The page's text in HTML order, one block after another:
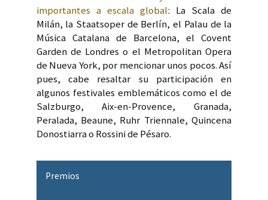
importantes a escala global: La Scala de
Milán, la Staatsoper de Berlín, el Palau de la
Música Catalana de Barcelona, el Covent
Garden de Londres o el Metropolitan Opera
de Nueva York, por mencionar unos pocos. Así
pues, cabe resaltar su participación en
algunos festivales emblemáticos como el de
Salzburgo, Aix-en-Provence, Granada,
Peralada, Beaune, Ruhr Triennale, Quincena
Donostiarra o Rossini de Pésaro.
Premios